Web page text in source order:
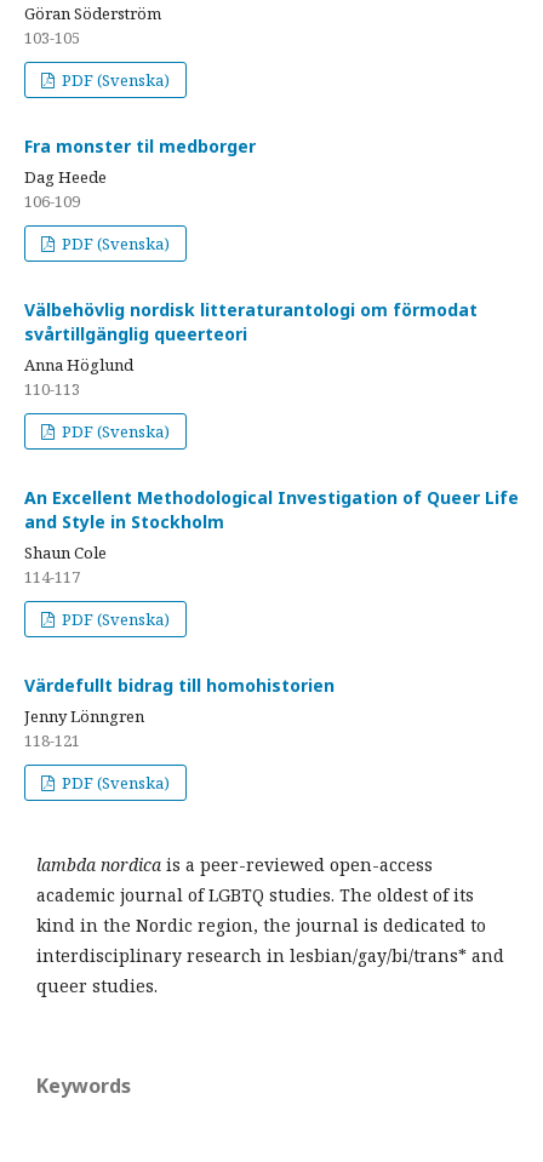
Göran Söderström
103-105
PDF (Svenska)
Fra monster til medborger
Dag Heede
106-109
PDF (Svenska)
Välbehövlig nordisk litteraturantologi om förmodat
svårtillgänglig queerteori
Anna Höglund
110-113
PDF (Svenska)
An Excellent Methodological Investigation of Queer Life
and Style in Stockholm
Shaun Cole
114-117
PDF (Svenska)
Värdefullt bidrag till homohistorien
Jenny Lönngren
118-121
PDF (Svenska)
lambda nordica is a peer-reviewed open-access
academic journal of LGBTQ studies. The oldest of its
kind in the Nordic region, the journal is dedicated to
interdisciplinary research in lesbian/gay/bi/trans* and
queer studies.
Keywords